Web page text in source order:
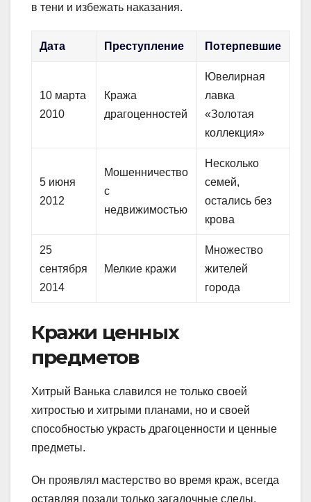
в тени и избежать наказания.
Дата Преступление Потерпевшие
10 марта
2010
Кража
драгоценностей
Ювелирная
лавка
«Золотая
коллекция»
5 июня
2012
Мошенничество
с
недвижимостью
Несколько
семей,
остались без
крова
25
сентября
2014
Мелкие кражи
Множество
жителей
города
Кражи ценных
предметов
Хитрый Ванька славился не только своей
хитростью и хитрыми планами, но и своей
способностью украсть драгоценности и ценные
предметы.
Он проявлял мастерство во время краж, всегда
оставляя позади только загадочные следы.